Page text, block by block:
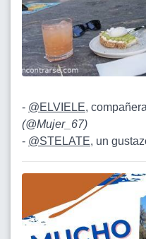
- @ELVIELE,
(@Mujer_67)
- @STELATE, un